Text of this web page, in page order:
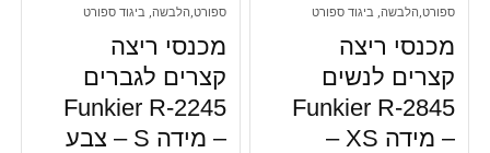
ספורט,הלבשה, ביגוד ספורט
מכנסי ריצה
קצרים לנשים
Funkier R-2845
– מידה XS –
ספורט,הלבשה, ביגוד ספורט
מכנסי ריצה
קצרים לגברים
Funkier R-2245
– מידה S – צבע